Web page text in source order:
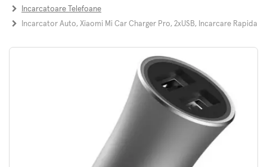
Incarcatoare Telefoane
Incarcator Auto, Xiaomi Mi Car Charger Pro, 2xUSB, Incarcare Rapida